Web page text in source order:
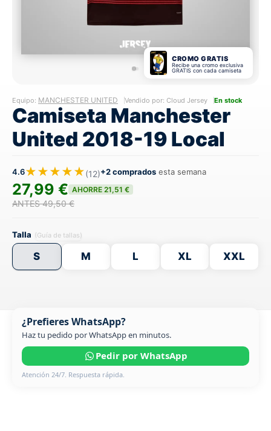
CROMO GRATIS
Recibe una cromo exclusiva
GRATIS con cada camiseta
Equipo: MANCHESTER UNITED Vendido por: Cloud Jersey En stock
Camiseta Manchester
United 2018-19 Local
4.6★★★★★(12)+2 comprados esta semana
27,99 € AHORRE 21,51 €
ANTES 49,50 €
Talla (Guía de tallas)
S M L XL XXL
¿Prefieres WhatsApp?
Haz tu pedido por WhatsApp en minutos.
Pedir por WhatsApp
Atención 24/7. Respuesta rápida.